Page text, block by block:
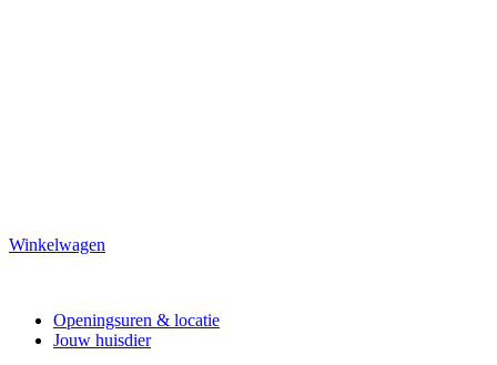
Winkelwagen
Openingsuren & locatie
Jouw huisdier